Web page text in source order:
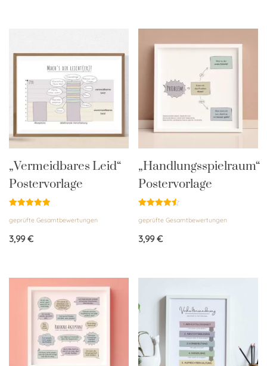
„Vermeidbares Leid“
Postervorlage
mit
von 5
geprüfte Gesamtbewertungen
3,99€
„Handlungsspielraum“
Postervorlage
mit
von 5
geprüfte Gesamtbewertungen
3,99€